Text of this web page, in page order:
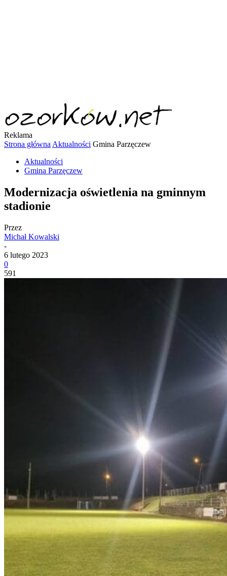
Reklama
Strona główna Aktualności Gmina Parzęczew
Aktualności
Gmina Parzęczew
Modernizacja oświetlenia na gminnym
stadionie
Przez
Michał Kowalski
-
6 lutego 2023
0
591